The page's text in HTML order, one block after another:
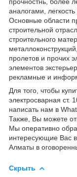
аналогами,
Основные области
строительной
строительного
пролетов и прочих
элементов
рекламные и
Для того, чтобы
электросварная ст.
написать нам в
Также, Вы можете
Мы оперативно
интересующие Вас
Алматы в
Скрыть